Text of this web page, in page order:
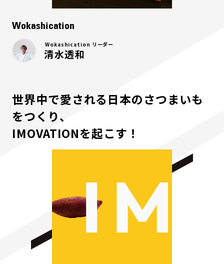
Wokashication
Wokashication リーダー
清水透和
世界中で愛される日本のさつまいも
をつくり、
IMOVATIONを起こす！